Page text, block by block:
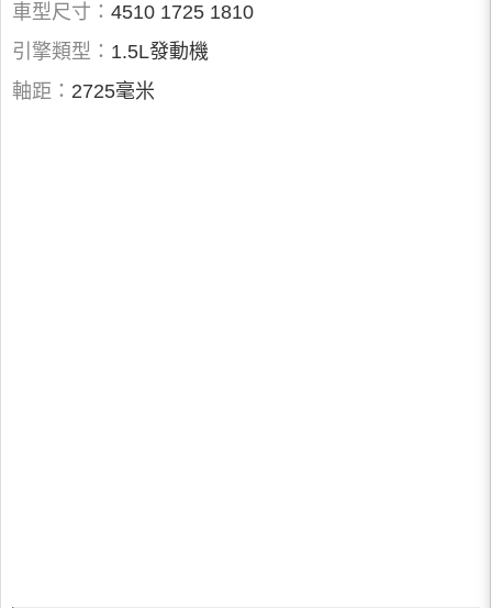
車型尺寸： 4510 1725 1810
引擎類型： 1.5L發動機
軸距： 2725毫米